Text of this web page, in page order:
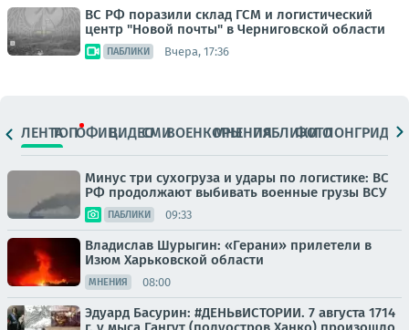
ВС РФ поразили склад ГСМ и логистический
центр "Новой почты" в Черниговской области
ПАБЛИКИ Вчера, 17:36
ЛЕНТАТОПОФИЦ.ВИДЕОСМИВОЕНКОРЫМНЕНИЯПАБЛИКИ
ФОТОЛОНГРИДЫ
Минус три сухогруза и удары по логистике: ВС
РФ продолжают выбивать военные грузы ВСУ
ПАБЛИКИ 09:33
Владислав Шурыгин: «Герани» прилетели в
Изюм Харьковской области
МНЕНИЯ 08:00
Эдуард Басурин: #ДЕНЬвИСТОРИИ. 7 августа 1714